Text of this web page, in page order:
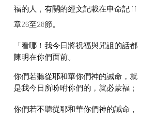
福的人，有關的經文記載在申命記 11
章26至28節。
「看哪！我今日將祝福與咒詛的話都
陳明在你們面前。
你們若聽從耶和華你們神的誡命，就
是我今日所吩咐你們的，就必蒙福；
你們若不聽從耶和華你們神的誡命，